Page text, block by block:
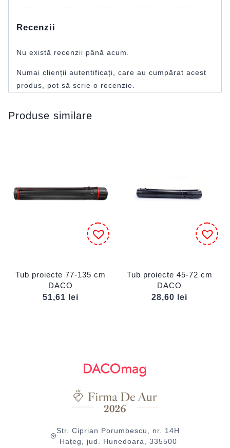
Recenzii
Nu există recenzii până acum.
Numai clienții autentificați, care au cumpărat acest
produs, pot să scrie o recenzie.
Produse similare
Tub proiecte 77-135 cm
DACO
51,61
lei
Tub proiecte 45-72 cm
DACO
28,60
lei
Str. Ciprian Porumbescu, nr. 14H
Hațeg, jud. Hunedoara, 335500